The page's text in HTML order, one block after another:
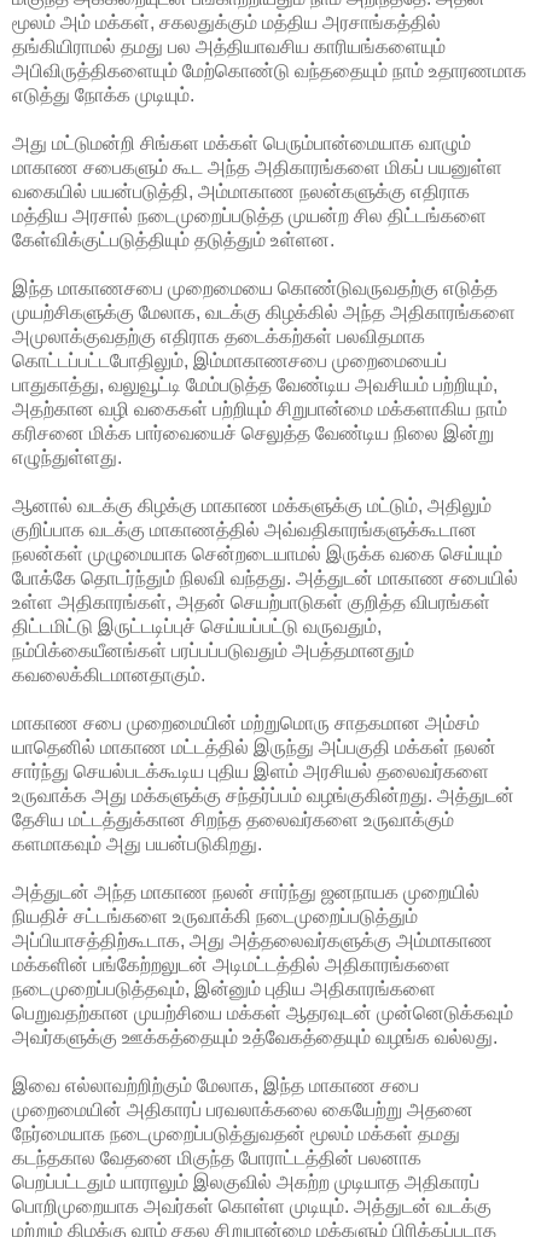
மூலம் அம் மக்கள், சகலதுக்கும் மத்திய அரசாங்கத்தில்
தங்கியிராமல் தமது பல அத்தியாவசிய காரியங்களையும்
அபிவிருத்திகளையும் மேற்கொண்டு வந்ததையும் நாம் உதாரணமாக
எடுத்து நோக்க முடியும்.
அது மட்டுமன்றி சிங்கள மக்கள் பெரும்பான்மையாக வாழும்
மாகாண சபைகளும் கூட அந்த அதிகாரங்களை மிகப் பயனுள்ள
வகையில் பயன்படுத்தி, அம்மாகாண நலன்களுக்கு எதிராக
மத்திய அரசால் நடைமுறைப்படுத்த முயன்ற சில திட்டங்களை
கேள்விக்குட்படுத்தியும் தடுத்தும் உள்ளன.
இந்த மாகாணசபை முறைமையை கொண்டுவருவதற்கு எடுத்த
முயற்சிகளுக்கு மேலாக, வடக்கு கிழக்கில் அந்த அதிகாரங்களை
அமுலாக்குவதற்கு எதிராக தடைக்கற்கள் பலவிதமாக
கொட்டப்பட்டபோதிலும், இம்மாகாணசபை முறைமையைப்
பாதுகாத்து, வலுவூட்டி மேம்படுத்த வேண்டிய அவசியம் பற்றியும்,
அதற்கான வழி வகைகள் பற்றியும் சிறுபான்மை மக்களாகிய நாம்
கரிசனை மிக்க பார்வையைச் செலுத்த வேண்டிய நிலை இன்று
எழுந்துள்ளது.
ஆனால் வடக்கு கிழக்கு மாகாண மக்களுக்கு மட்டும், அதிலும்
குறிப்பாக வடக்கு மாகாணத்தில் அவ்வதிகாரங்களுக்கூடான
நலன்கள் முழுமையாக சென்றடையாமல் இருக்க வகை செய்யும்
போக்கே தொடர்ந்தும் நிலவி வந்தது. அத்துடன் மாகாண சபையில்
உள்ள அதிகாரங்கள், அதன் செயற்பாடுகள் குறித்த விபரங்கள்
திட்டமிட்டு இருட்டடிப்புச் செய்யப்பட்டு வருவதும்,
நம்பிக்கையீனங்கள் பரப்பப்படுவதும் அபத்தமானதும்
கவலைக்கிடமானதாகும்.
மாகாண சபை முறைமையின் மற்றுமொரு சாதகமான அம்சம்
யாதெனில் மாகாண மட்டத்தில் இருந்து அப்பகுதி மக்கள் நலன்
சார்ந்து செயல்படக்கூடிய புதிய இளம் அரசியல் தலைவர்களை
உருவாக்க அது மக்களுக்கு சந்தர்ப்பம் வழங்குகின்றது. அத்துடன்
தேசிய மட்டத்துக்கான சிறந்த தலைவர்களை உருவாக்கும்
களமாகவும் அது பயன்படுகிறது.
அத்துடன் அந்த மாகாண நலன் சார்ந்து ஜனநாயக முறையில்
நியதிச் சட்டங்களை உருவாக்கி நடைமுறைப்படுத்தும்
அப்பியாசத்திற்கூடாக, அது அத்தலைவர்களுக்கு அம்மாகாண
மக்களின் பங்கேற்றலுடன் அடிமட்டத்தில் அதிகாரங்களை
நடைமுறைப்படுத்தவும், இன்னும் புதிய அதிகாரங்களை
பெறுவதற்கான முயற்சியை மக்கள் ஆதரவுடன் முன்னெடுக்கவும்
அவர்களுக்கு ஊக்கத்தையும் உத்வேகத்தையும் வழங்க வல்லது.
இவை எல்லாவற்றிற்கும் மேலாக, இந்த மாகாண சபை
முறைமையின் அதிகாரப் பரவலாக்கலை கையேற்று அதனை
நேர்மையாக நடைமுறைப்படுத்துவதன் மூலம் மக்கள் தமது
கடந்தகால வேதனை மிகுந்த போராட்டத்தின் பலனாக
பெறப்பட்டதும் யாராலும் இலகுவில் அகற்ற முடியாத அதிகாரப்
பொறிமுறையாக அவர்கள் கொள்ள முடியும். அத்துடன் வடக்கு
மற்றும் கிழக்கு வாழ் சகல சிறுபான்மை மக்களும் பிரிக்கப்படாத